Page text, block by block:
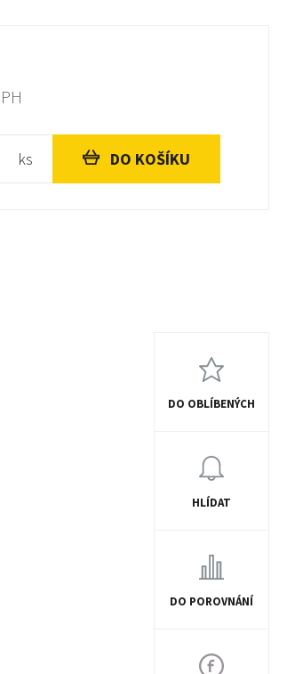
ks DO KOŠÍKU
DO OBLÍBENÝCH
HLÍDAT
DO POROVNÁNÍ